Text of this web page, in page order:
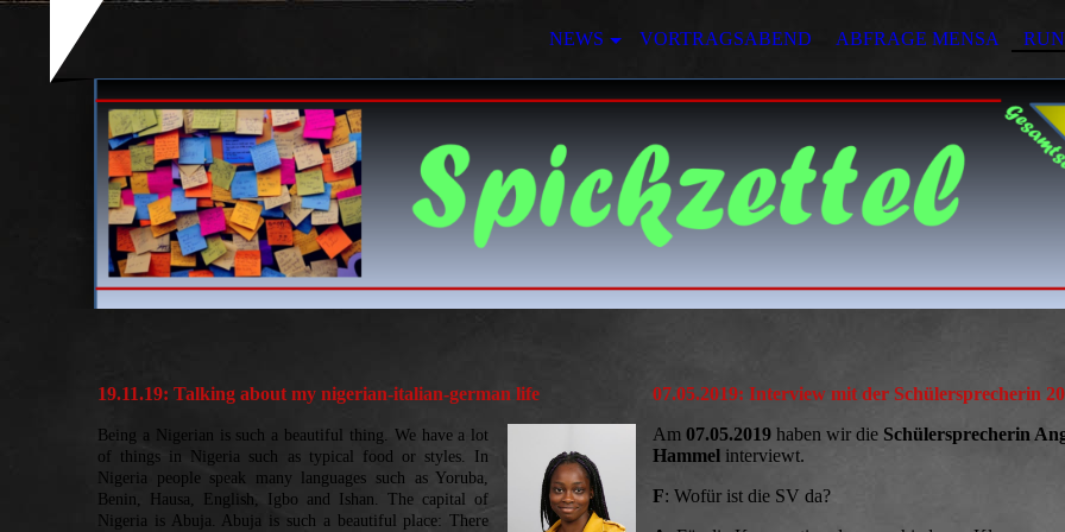
NEWS VORTRAGSABEND ABFRAGE MENSA
19.11.19: Talking about my nigerian-italian-german life
Being a Nigerian is such a beautiful thing. We have a lot
of things in Nigeria such as typical food or styles. In
Nigeria people speak many languages such as Yoruba,
Benin, Hausa, English, Igbo and Ishan. The capital of
Nigeria is Abuja. Abuja is such a beautiful place: There
07.05.2019: Interview mit der Schülersprecherin
Am 07.05.2019 haben wir die Schülersprecherin
Hammel interviewt.
F: Wofür ist die SV da?